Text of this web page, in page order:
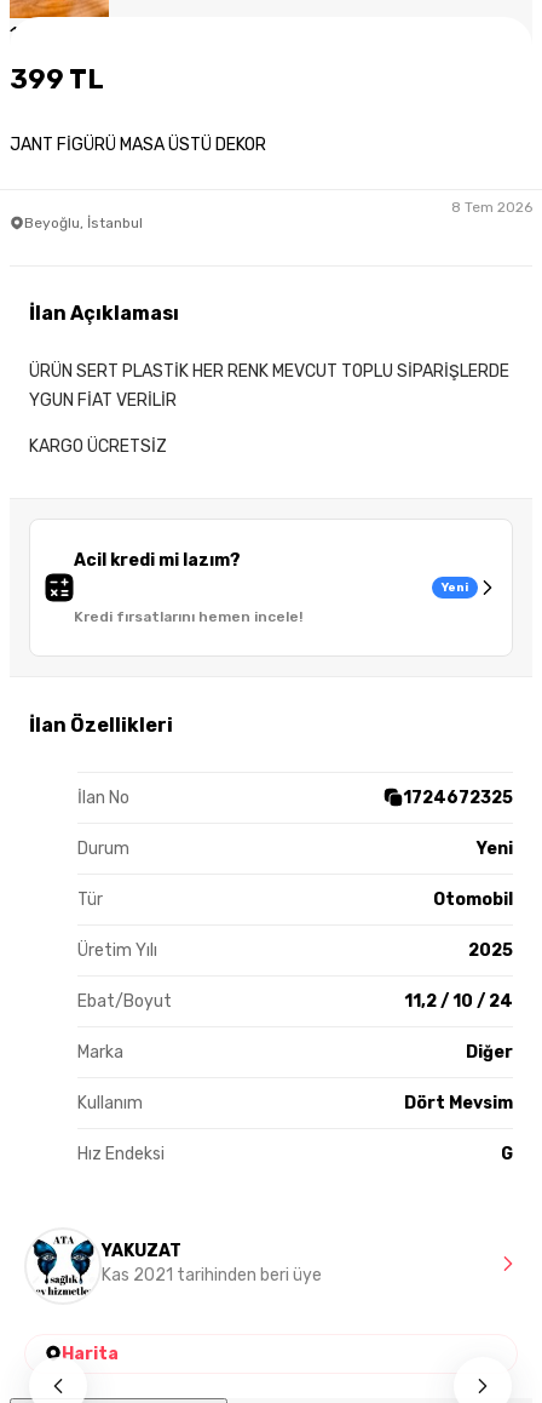
1
399 TL
JANT FİGÜRÜ MASA ÜSTÜ DEKOR
Beyoğlu, İstanbul
8 Tem 2026
Acil kredi mi lazım?
Kredi fırsatlarını hemen incele!
Yeni
İlan Özellikleri
İlan No 1724672325
Durum Yeni
Tür Otomobil
Üretim Yılı 2025
Ebat/Boyut 11,2 / 10 / 24
Marka Diğer
Kullanım Dört Mevsim
Hız Endeksi G
İlan Açıklaması
ÜRÜN SERT PLASTİK HER RENK MEVCUT TOPLU SİPARİŞLERDE
YGUN FİAT VERİLİR
KARGO ÜCRETSİZ
YAKUZAT
Kas 2021 tarihinden beri üye
Harita